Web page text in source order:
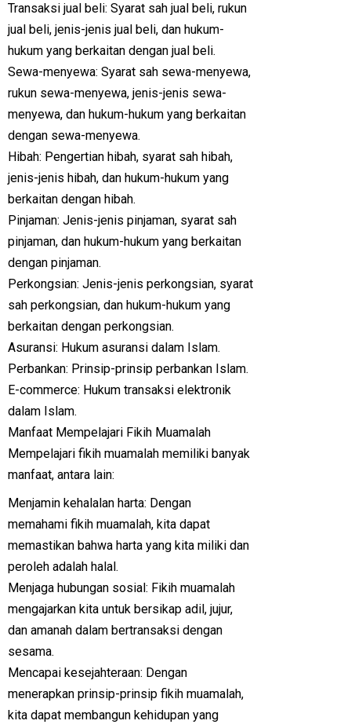
Transaksi jual beli: Syarat sah jual beli, rukun
jual beli, jenis-jenis jual beli, dan hukum-
hukum yang berkaitan dengan jual beli.
Sewa-menyewa: Syarat sah sewa-menyewa,
rukun sewa-menyewa, jenis-jenis sewa-
menyewa, dan hukum-hukum yang berkaitan
dengan sewa-menyewa.
Hibah: Pengertian hibah, syarat sah hibah,
jenis-jenis hibah, dan hukum-hukum yang
berkaitan dengan hibah.
Pinjaman: Jenis-jenis pinjaman, syarat sah
pinjaman, dan hukum-hukum yang berkaitan
dengan pinjaman.
Perkongsian: Jenis-jenis perkongsian, syarat
sah perkongsian, dan hukum-hukum yang
berkaitan dengan perkongsian.
Asuransi: Hukum asuransi dalam Islam.
Perbankan: Prinsip-prinsip perbankan Islam.
E-commerce: Hukum transaksi elektronik
dalam Islam.
Manfaat Mempelajari Fikih Muamalah
Mempelajari fikih muamalah memiliki banyak
manfaat, antara lain:
Menjamin kehalalan harta: Dengan
memahami fikih muamalah, kita dapat
memastikan bahwa harta yang kita miliki dan
peroleh adalah halal.
Menjaga hubungan sosial: Fikih muamalah
mengajarkan kita untuk bersikap adil, jujur,
dan amanah dalam bertransaksi dengan
sesama.
Mencapai kesejahteraan: Dengan
menerapkan prinsip-prinsip fikih muamalah,
kita dapat membangun kehidupan yang